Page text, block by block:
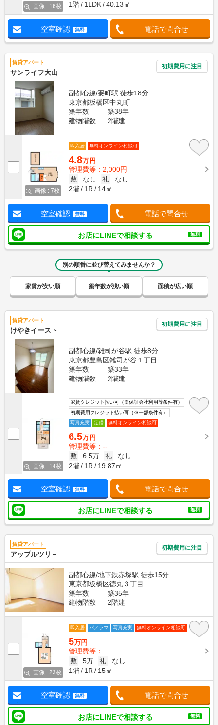
画像 : 16枚
1階
1LDK 40.13㎡
空室確認 無料 電話で問合せ
賃貸アパート
サンライフ大山
初期費用に注目
副都心線/要町駅 徒歩18分
東京都板橋区中丸町
築年数
築38年
建物階数
2階建
画像 : 7枚
即入居 無料オンライン相談可
4.8万円
管理費等：2,000円
敷
なし 礼
なし
2階
1R 14㎡
空室確認 無料 電話で問合せ
お店にLINEで相談する 無料
別の順番に並び替えてみませんか？
家賃が安い順 築年数が浅い順 面積が広い順
賃貸アパート
けやきイースト
初期費用に注目
副都心線/雑司が谷駅 徒歩8分
東京都豊島区雑司が谷１丁目
築年数
築33年
建物階数
2階建
画像 : 14枚
家賃クレジット払い可（※保証会社利用等条件有）
初期費用クレジット払い可（※一部条件有）
写真充実
定借 無料オンライン相談可
6.5万円
管理費等：--
敷
6.5万 礼
なし
2階
1R 19.87㎡
空室確認 無料 電話で問合せ
お店にLINEで相談する 無料
賃貸アパート
アップルツリ－
初期費用に注目
副都心線/地下鉄赤塚駅 徒歩15分
東京都板橋区徳丸３丁目
築年数
築35年
建物階数
2階建
画像 : 23枚
即入居 パノラマ 写真充実 無料オンライン相談可
5万円
管理費等：--
敷
5万 礼
なし
1階
1R 15㎡
空室確認 無料 電話で問合せ
お店にLINEで相談する 無料